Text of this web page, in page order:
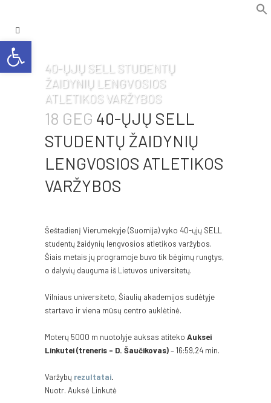
40-ŲJŲ SELL STUDENTŲ
ŽAIDYNIŲ LENGVOSIOS
ATLETIKOS VARŽYBOS
18 GEG 40-ŲJŲ SELL
STUDENTŲ ŽAIDYNIŲ
LENGVOSIOS ATLETIKOS
VARŽYBOS
Šeštadienį Vierumekyje (Suomija) vyko 40-ųjų SELL
studentų žaidynių lengvosios atletikos varžybos.
Šiais metais jų programoje buvo tik bėgimų rungtys,
o dalyvių dauguma iš Lietuvos universitetų.
Vilniaus universiteto, Šiaulių akademijos sudėtyje
startavo ir viena mūsų centro auklėtinė.
Moterų 5000 m nuotolyje auksas atiteko Auksei
Linkutei (treneris – D. Šaučikovas)– 16:59,24 min.
Varžybų rezultatai.
Nuotr. Auksė Linkutė
Open toolbar